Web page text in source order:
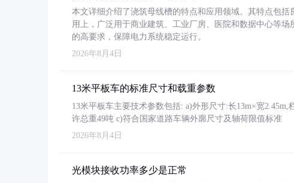
本文详细介绍了浇筑母线槽的特点和应用领域。其特点包
用上，广泛用于商业建筑、工业厂房、医院和数据中心等
的高要求，保障电力系统稳定运行。
2026年8月4日
13米平板车的标准尺寸和载重参数
13米平板车主要技术参数包括: a)外形尺寸:长13m×宽2.45m,
许总重49吨 c)符合国家道路车辆外廓尺寸及轴荷限值标准
2026年8月4日
光模块接收功率多少是正常